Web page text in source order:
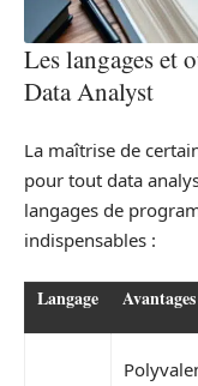
Les langages et
Data Analyst
La maîtrise de
pour tout data
langages de
indispensables :
Langage Avantages